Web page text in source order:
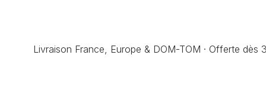
Livraison France, Europe & DOM-TOM · Offerte dès